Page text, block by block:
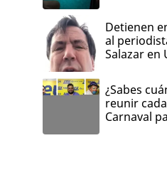
Detienen
al
Salazar en
¿Sabes
reunir
Carnaval